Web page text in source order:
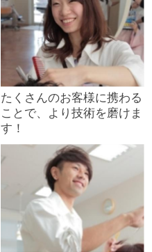
たくさんのお客様に携わる
ことで、より技術を磨けま
す！